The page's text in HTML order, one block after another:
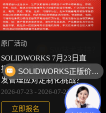
原厂活动
SOLIDWORKS 7月23日直
播：物流装备企业如何以研
发管理应对定制化挑战？
2026-07-23 - 2026-07-23
立即报名
SOLIDWORKS正版价格？